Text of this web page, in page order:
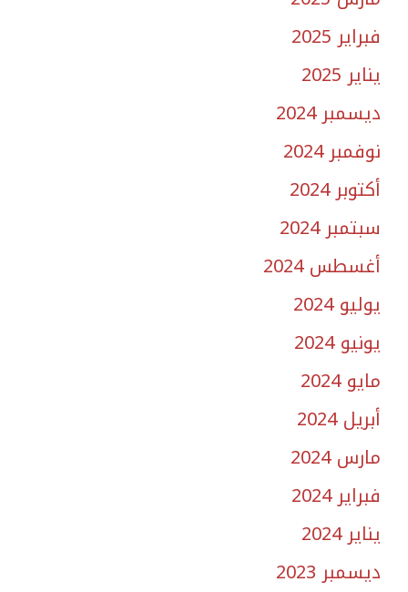
فبراير 2025
يناير 2025
ديسمبر 2024
نوفمبر 2024
أكتوبر 2024
سبتمبر 2024
أغسطس 2024
يوليو 2024
يونيو 2024
مايو 2024
أبريل 2024
مارس 2024
فبراير 2024
يناير 2024
ديسمبر 2023